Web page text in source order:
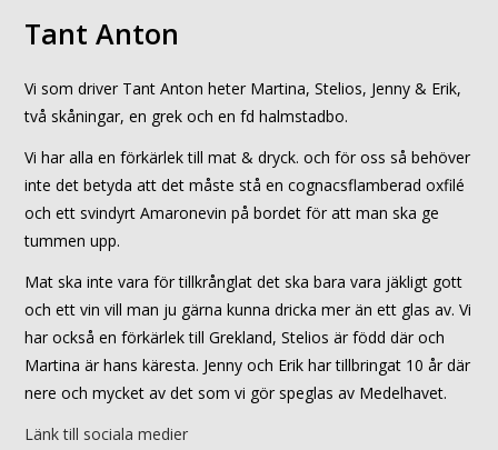
Tant Anton
Vi som driver Tant Anton heter Martina, Stelios, Jenny & Erik,
två skåningar, en grek och en fd halmstadbo.
Vi har alla en förkärlek till mat & dryck. och för oss så behöver
inte det betyda att det måste stå en cognacsflamberad oxfilé
och ett svindyrt Amaronevin på bordet för att man ska ge
tummen upp.
Mat ska inte vara för tillkrånglat det ska bara vara jäkligt gott
och ett vin vill man ju gärna kunna dricka mer än ett glas av. Vi
har också en förkärlek till Grekland, Stelios är född där och
Martina är hans käresta. Jenny och Erik har tillbringat 10 år där
nere och mycket av det som vi gör speglas av Medelhavet.
Länk till sociala medier